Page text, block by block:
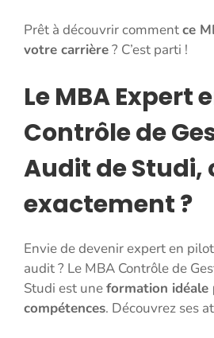
Prêt à découvrir commentce
votre carrière? C’est parti !
Le MBA Expert
Contrôle de
Audit de Studi,
exactement ?
Envie de devenir expert en
audit ? Le MBA Contrôle de
Studi est uneformation idéale
compétences. Découvrez ses